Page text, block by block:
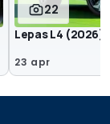
22
Lepas L4 (2026)
23 apr